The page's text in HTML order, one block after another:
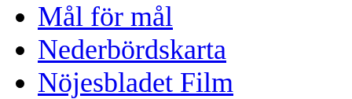
Mål för mål
Nederbördskarta
Nöjesbladet Film